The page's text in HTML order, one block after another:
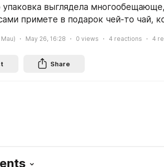
упаковка выглядела
примете в подарок чей-то чай,
May 26, 16:28 0 views 4 reactions 4
Share